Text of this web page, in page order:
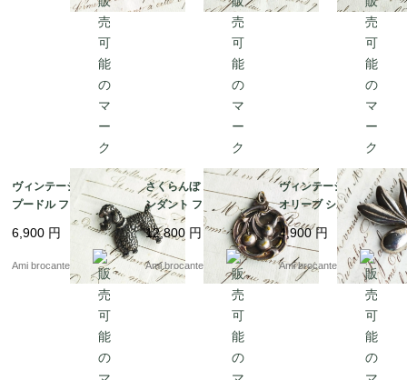
ヴィンテージブローチ
プードル フランス直送
6,900 円
Ami brocante
さくらんぼ ロケットペ
ンダント フランスアン
ティーク シルバープレ
ート 1900年代初期
12,800 円
Ami brocante
ヴィンテージブローチ
オリーブ シルバーメッ
キ
4,900円
Ami brocante